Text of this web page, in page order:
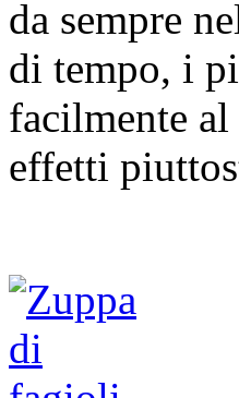
da sempre
di tempo, i
facilmente
effetti